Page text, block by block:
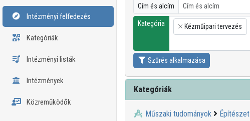
Intézményi felfedezés
Kategóriák
Intézményi listák
Intézmények
Közreműködők
Cím és alcím
Kategória
×
Kézműipari tervezés
Szűrés alkalmazása
Kategóriák
Műszaki tudományok Építészet